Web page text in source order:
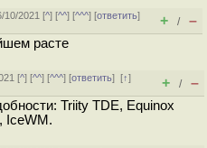
10/2021 [^] [^^] [^^^] [ответить]
+ / –
расте
[^] [^^] [^^^] [ответить][↑]
+ / –
Triity TDE, Equinox
IceWM.